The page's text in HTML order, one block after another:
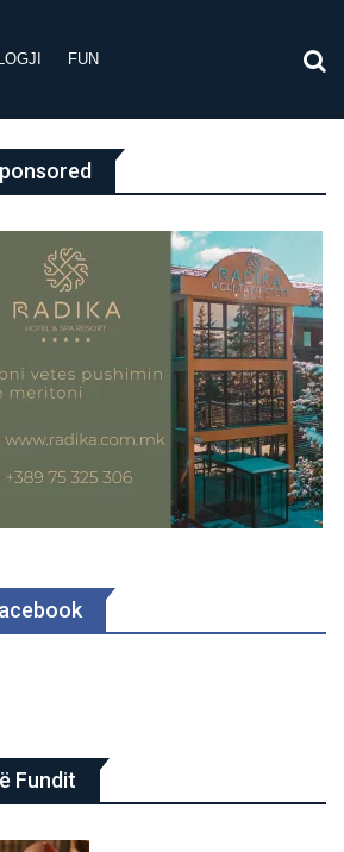
FUN
Fundit